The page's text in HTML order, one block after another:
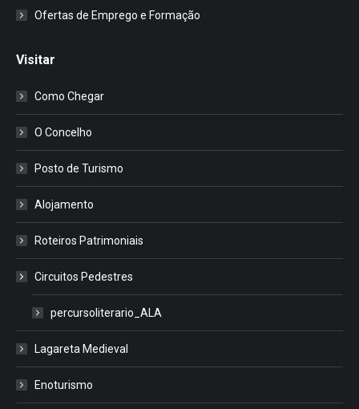
Ofertas de Emprego e Formação
Visitar
Como Chegar
O Concelho
Posto de Turismo
Alojamento
Roteiros Patrimoniais
Circuitos Pedestres
percursoliterario_ALA
Lagareta Medieval
Enoturismo